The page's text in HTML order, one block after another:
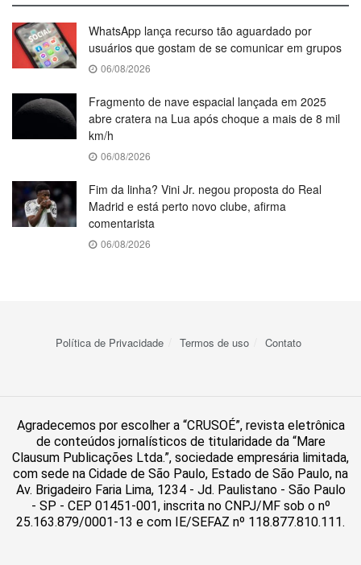
WhatsApp lança recurso tão aguardado por
usuários que gostam de se comunicar em grupos
06/08/2026
Fragmento de nave espacial lançada em 2025
abre cratera na Lua após choque a mais de 8 mil
km/h
06/08/2026
Fim da linha? Vini Jr. negou proposta do Real
Madrid e está perto novo clube, afirma
comentarista
06/08/2026
Política de Privacidade Termos de uso Contato
Agradecemos por escolher a “CRUSOÉ”, revista eletrônica
de conteúdos jornalísticos de titularidade da “Mare
Clausum Publicações Ltda.”, sociedade empresária limitada,
com sede na Cidade de São Paulo, Estado de São Paulo, na
Av. Brigadeiro Faria Lima, 1234 - Jd. Paulistano - São Paulo
- SP - CEP 01451-001, inscrita no CNPJ/MF sob o nº
25.163.879/0001-13 e com IE/SEFAZ nº 118.877.810.111.